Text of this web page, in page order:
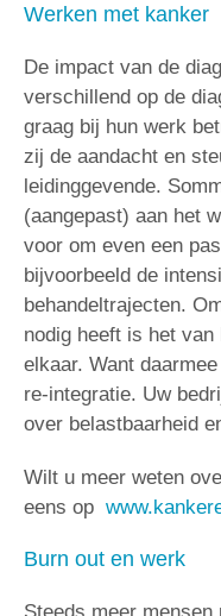
Werken met kanker
De impact van de
verschillend op de
graag bij hun werk
zij de aandacht en
leidinggevende.
(aangepast) aan het
voor om even een
bijvoorbeeld de
behandeltrajecten.
nodig heeft is het
elkaar. Want
re-integratie. Uw
over belastbaarheid
Wilt u meer weten
eens op
Burn out en werk